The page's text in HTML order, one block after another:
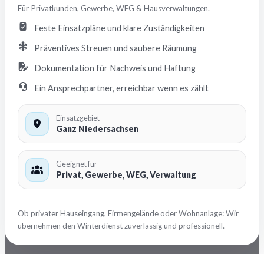
Für Privatkunden, Gewerbe, WEG & Hausverwaltungen.
Feste Einsatzpläne und klare Zuständigkeiten
Präventives Streuen und saubere Räumung
Dokumentation für Nachweis und Haftung
Ein Ansprechpartner, erreichbar wenn es zählt
Einsatzgebiet
Ganz Niedersachsen
Geeignet für
Privat, Gewerbe, WEG, Verwaltung
Ob privater Hauseingang, Firmengelände oder Wohnanlage: Wir
übernehmen den Winterdienst zuverlässig und professionell.